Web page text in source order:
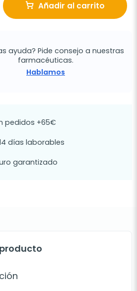
Añadir al carrito
ayuda? Pide consejo a nuestras
farmacéuticas.
Hablamos
pedidos +65€
días laborables
garantizado